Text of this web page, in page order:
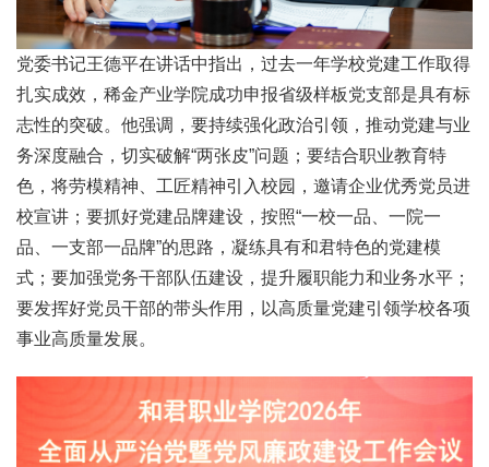
党委书记王德平在讲话中指出，过去一年学校党建工作取得
扎实成效，稀金产业学院成功申报省级样板党支部是具有标
志性的突破。他强调，要持续强化政治引领，推动党建与业
务深度融合，切实破解“两张皮”问题；要结合职业教育特
色，将劳模精神、工匠精神引入校园，邀请企业优秀党员进
校宣讲；要抓好党建品牌建设，按照“一校一品、一院一
品、一支部一品牌”的思路，凝练具有和君特色的党建模
式；要加强党务干部队伍建设，提升履职能力和业务水平；
要发挥好党员干部的带头作用，以高质量党建引领学校各项
事业高质量发展。